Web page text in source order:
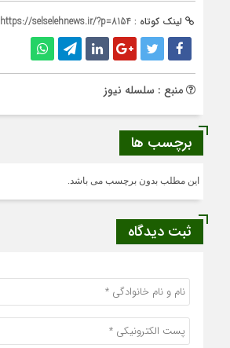
لینک کوتاه : https://selselehnews.ir/?p=8154
منبع : سلسله نیوز
برچسب ها
این مطلب بدون برچسب می باشد.
ثبت دیدگاه